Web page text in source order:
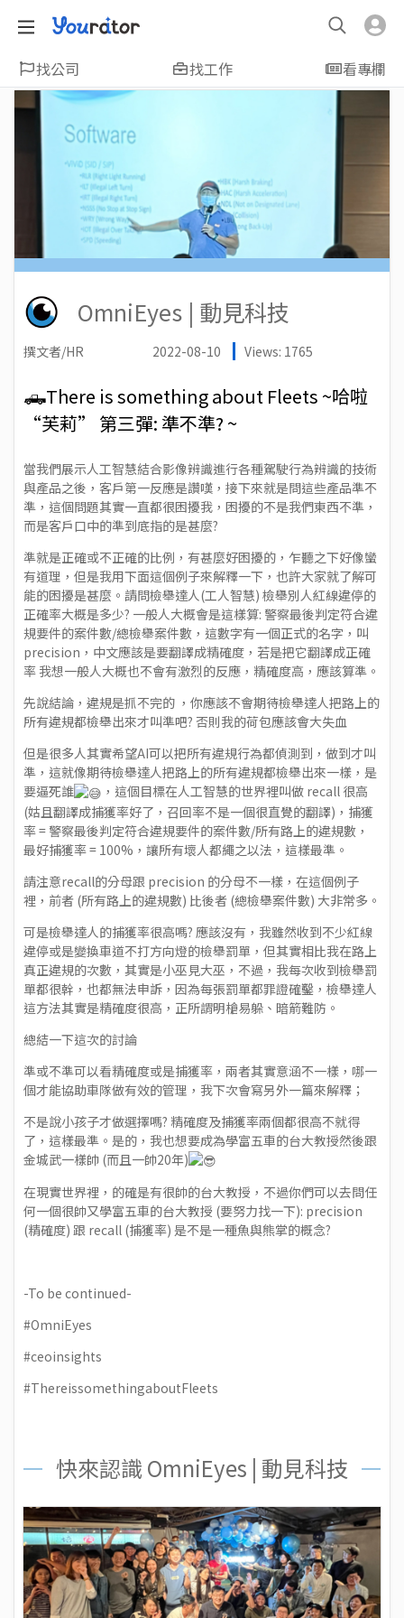
找公司 找工作 看專欄
OmniEyes | 動見科技
撰文者/HR 2022-08-10 Views: 1765
🛻There is something about Fleets ~哈啦
“芙莉” 第三彈: 準不準? ~
當我們展示人工智慧結合影像辨識進行各種駕駛行為辨識的技術
與產品之後，客戶第一反應是讚嘆，接下來就是問這些產品準不
準，這個問題其實一直都很困擾我，困擾的不是我們東西不準，
而是客戶口中的準到底指的是甚麼?
準就是正確或不正確的比例，有甚麼好困擾的，乍聽之下好像蠻
有道理，但是我用下面這個例子來解釋一下，也許大家就了解可
能的困擾是甚麼。請問檢舉達人(工人智慧) 檢舉別人紅線違停的
正確率大概是多少? 一般人大概會是這樣算: 警察最後判定符合違
規要件的案件數/總檢舉案件數，這數字有一個正式的名字，叫
precision，中文應該是要翻譯成精確度，若是把它翻譯成正確
率 我想一般人大概也不會有激烈的反應，精確度高，應該算準。
先說結論，違規是抓不完的 ，你應該不會期待檢舉達人把路上的
所有違規都檢舉出來才叫準吧? 否則我的荷包應該會大失血
但是很多人其實希望AI可以把所有違規行為都偵測到，做到才叫
準，這就像期待檢舉達人把路上的所有違規都檢舉出來一樣，是
要逼死誰
，這個目標在人工智慧的世界裡叫做 recall 很高
(姑且翻譯成捕獲率好了，召回率不是一個很直覺的翻譯)，捕獲
率 = 警察最後判定符合違規要件的案件數/所有路上的違規數，
最好捕獲率 = 100%，讓所有壞人都繩之以法，這樣最準。
請注意recall的分母跟 precision 的分母不一樣，在這個例子
裡，前者 (所有路上的違規數) 比後者 (總檢舉案件數) 大非常多。
可是檢舉達人的捕獲率很高嗎? 應該沒有，我雖然收到不少紅線
違停或是變換車道不打方向燈的檢舉罰單，但其實相比我在路上
真正違規的次數，其實是小巫見大巫，不過，我每次收到檢舉罰
單都很幹，也都無法申訴，因為每張罰單都罪證確鑿，檢舉達人
這方法其實是精確度很高，正所謂明槍易躲、暗箭難防。
總結一下這次的討論
準或不準可以看精確度或是捕獲率，兩者其實意涵不一樣，哪一
個才能協助車隊做有效的管理，我下次會寫另外一篇來解釋；
不是說小孩子才做選擇嗎? 精確度及捕獲率兩個都很高不就得
了，這樣最準。是的，我也想要成為學富五車的台大教授然後跟
金城武一樣帥 (而且一帥20年)
在現實世界裡，的確是有很帥的台大教授，不過你們可以去問任
何一個很帥又學富五車的台大教授 (要努力找一下): precision
(精確度) 跟 recall (捕獲率) 是不是一種魚與熊掌的概念?
-To be continued-
#OmniEyes
#ceoinsights
#ThereissomethingaboutFleets
快來認識 OmniEyes | 動見科技